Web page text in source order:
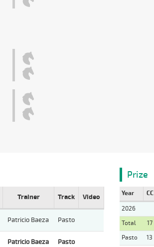
Trainer Track Video
Patricio Baeza Pasto
Patricio Baeza Pasto
Prize
Year CC
2026
Total
17
Pasto
13